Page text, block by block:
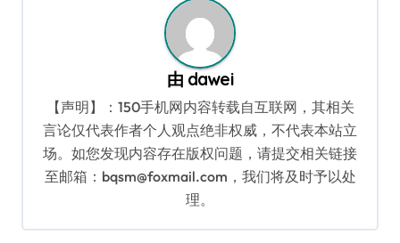
由 dawei
【声明】：150手机网内容转载自互联网，其相关
言论仅代表作者个人观点绝非权威，不代表本站立
场。如您发现内容存在版权问题，请提交相关链接
至邮箱：bqsm@foxmail.com，我们将及时予以处
理。